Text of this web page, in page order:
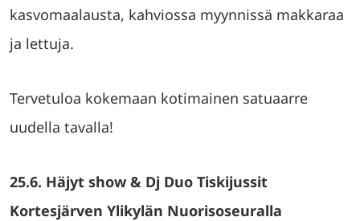
kasvomaalausta, kahviossa myynnissä makkaraa
ja lettuja.
Tervetuloa kokemaan kotimainen satuaarre
uudella tavalla!
25.6. Häjyt show & Dj Duo Tiskijussit
Kortesjärven Ylikylän Nuorisoseuralla